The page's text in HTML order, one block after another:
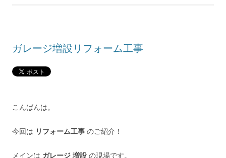
ガレージ増設リフォーム工事
こんばんは。
今回は リフォーム工事 のご紹介！
メインは ガレージ 増設 の現場です。